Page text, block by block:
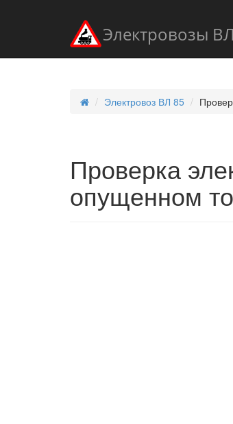
Электровозы ВЛ
Электровоз ВЛ 85
Проверка
опущенном